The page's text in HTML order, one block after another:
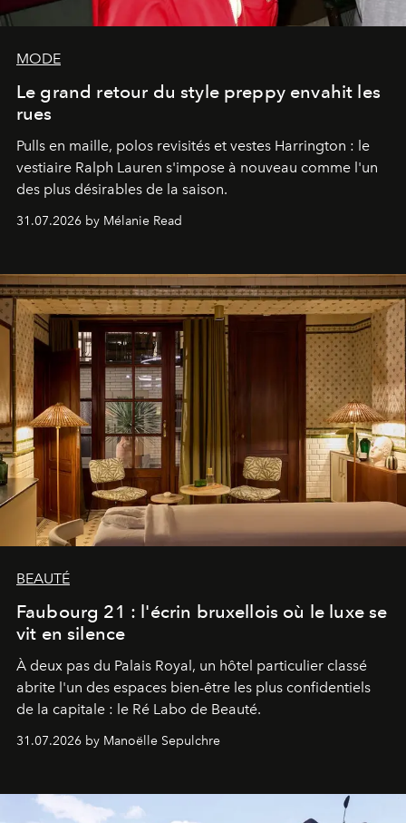
MODE
Le grand retour du style preppy envahit les
rues
Pulls en maille, polos revisités et vestes Harrington : le
vestiaire Ralph Lauren s'impose à nouveau comme l'un
des plus désirables de la saison.
31.07.2026 by Mélanie Read
BEAUTÉ
Faubourg 21 : l'écrin bruxellois où le luxe se
vit en silence
À deux pas du Palais Royal, un hôtel particulier classé
abrite l'un des espaces bien-être les plus confidentiels
de la capitale : le Ré Labo de Beauté.
31.07.2026 by Manoëlle Sepulchre